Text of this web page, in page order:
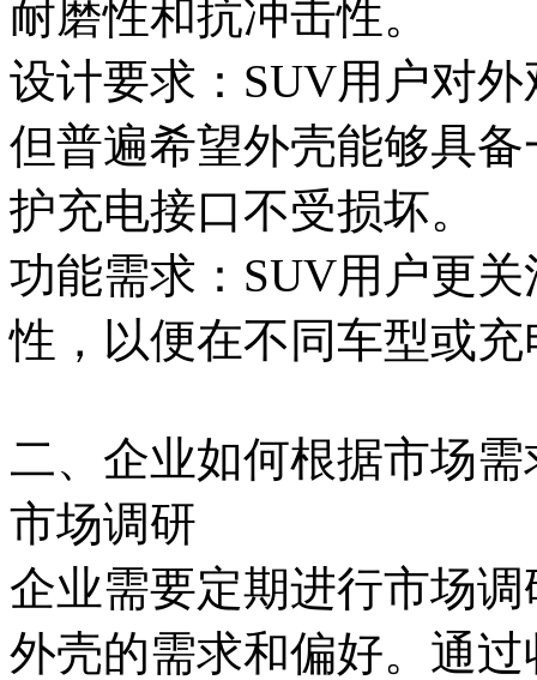
耐磨性和抗冲击性。
设计要求：SUV用户对
但普遍希望外壳能够具
护充电接口不受损坏。
功能需求：SUV用户更
性，以便在不同车型或
二、企业如何根据市场
市场调研
企业需要定期进行市场
外壳的需求和偏好。通